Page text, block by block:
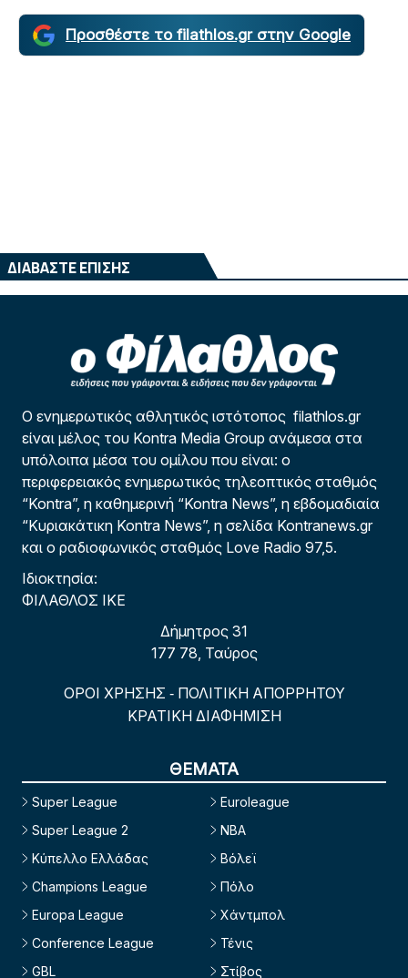
Προσθέστε το filathlos.gr στην Google
ΔΙΑΒΑΣΤΕ ΕΠΙΣΗΣ
Ο ενημερωτικός αθλητικός ιστότοπος filathlos.gr
είναι μέλος του Kontra Media Group ανάμεσα στα
υπόλοιπα μέσα του ομίλου που είναι: ο
περιφερειακός ενημερωτικός τηλεοπτικός σταθμός
“Kontra”, η καθημερινή “Kontra News”, η εβδομαδιαία
“Κυριακάτικη Kontra News”, η σελίδα Kontranews.gr
και ο ραδιοφωνικός σταθμός Love Radio 97,5.
Ιδιοκτησία:
ΦΙΛΑΘΛΟΣ ΙΚΕ
Δήμητρος 31
177 78, Ταύρος
ΟΡΟΙ ΧΡΗΣΗΣ - ΠΟΛΙΤΙΚΗ ΑΠΟΡΡΗΤΟΥ
ΚΡΑΤΙΚΗ ΔΙΑΦΗΜΙΣΗ
ΘΕΜΑΤΑ
Super League
Super League 2
Κύπελλο Ελλάδας
Champions League
Europa League
Conference League
GBL
Euroleague
NBA
Βόλεϊ
Πόλο
Χάντμπολ
Τένις
Στίβος